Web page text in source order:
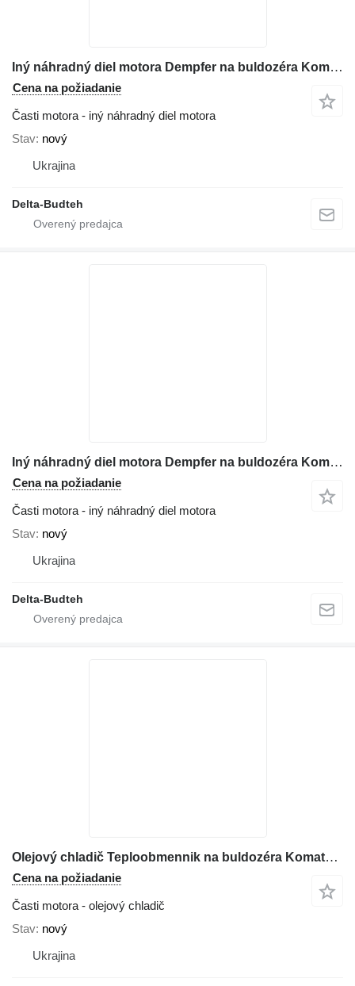
Iný náhradný diel motora Dempfer na buldozéra Komatsu D61
Cena na požiadanie
Časti motora - iný náhradný diel motora
Stav nový
Ukrajina
Delta-Budteh
Iný náhradný diel motora Dempfer na buldozéra Komatsu D65
Cena na požiadanie
Časti motora - iný náhradný diel motora
Stav nový
Ukrajina
Delta-Budteh
Olejový chladič Teploobmennik na buldozéra Komatsu D61
Cena na požiadanie
Časti motora - olejový chladič
Stav nový
Ukrajina